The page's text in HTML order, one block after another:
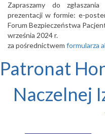
Zapraszamy do
prezentacji w formie: e-
Forum Bezpieczeństwa
września 2024 r.
za pośrednictwem formularza
Patronat
Naczelnej